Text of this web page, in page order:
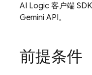
AI Logic 客户端
Gemini API。
前提条件